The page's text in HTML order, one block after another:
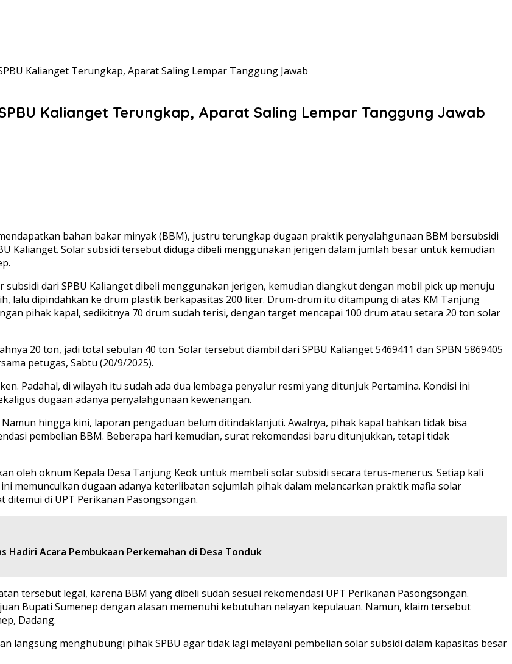
Kalianget Terungkap, Aparat Saling Lempar Tanggung Jawab
Kalianget Terungkap, Aparat Saling Lempar Tanggung Jawab
bahan bakar minyak (BBM), justru terungkap dugaan praktik penyalahgunaan BBM bersubsidi
Kalianget. Solar subsidi tersebut diduga dibeli menggunakan jerigen dalam jumlah besar untuk kemudian
dari SPBU Kalianget dibeli menggunakan jerigen, kemudian diangkut dengan mobil pick up menuju
lalu dipindahkan ke drum plastik berkapasitas 200 liter. Drum-drum itu ditampung di atas KM Tanjung
pihak kapal, sedikitnya 70 drum sudah terisi, dengan target mencapai 100 drum atau setara 20 ton solar
20 ton, jadi total sebulan 40 ton. Solar tersebut diambil dari SPBU Kalianget 5469411 dan SPBN 5869405
petugas, Sabtu (20/9/2025).
Padahal, di wilayah itu sudah ada dua lembaga penyalur resmi yang ditunjuk Pertamina. Kondisi ini
dugaan adanya penyalahgunaan kewenangan.
hingga kini, laporan pengaduan belum ditindaklanjuti. Awalnya, pihak kapal bahkan tidak bisa
pembelian BBM. Beberapa hari kemudian, surat rekomendasi baru ditunjukkan, tetapi tidak
oleh oknum Kepala Desa Tanjung Keok untuk membeli solar subsidi secara terus-menerus. Setiap kali
memunculkan dugaan adanya keterlibatan sejumlah pihak dalam melancarkan praktik mafia solar
ditemui di UPT Perikanan Pasongsongan.
Hadiri Acara Pembukaan Perkemahan di Desa Tonduk
tersebut legal, karena BBM yang dibeli sudah sesuai rekomendasi UPT Perikanan Pasongsongan.
Bupati Sumenep dengan alasan memenuhi kebutuhan nelayan kepulauan. Namun, klaim tersebut
Dadang.
langsung menghubungi pihak SPBU agar tidak lagi melayani pembelian solar subsidi dalam kapasitas besar